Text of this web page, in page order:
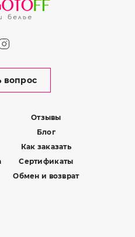
вопрос
Отзывы
Блог
Как заказать
Сертификаты
Обмен и возврат